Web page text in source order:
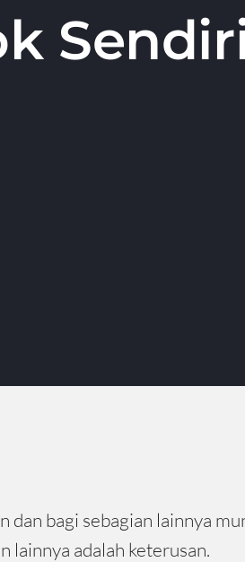
bagi sebagian lainnya
lainnya adalah keterusan.